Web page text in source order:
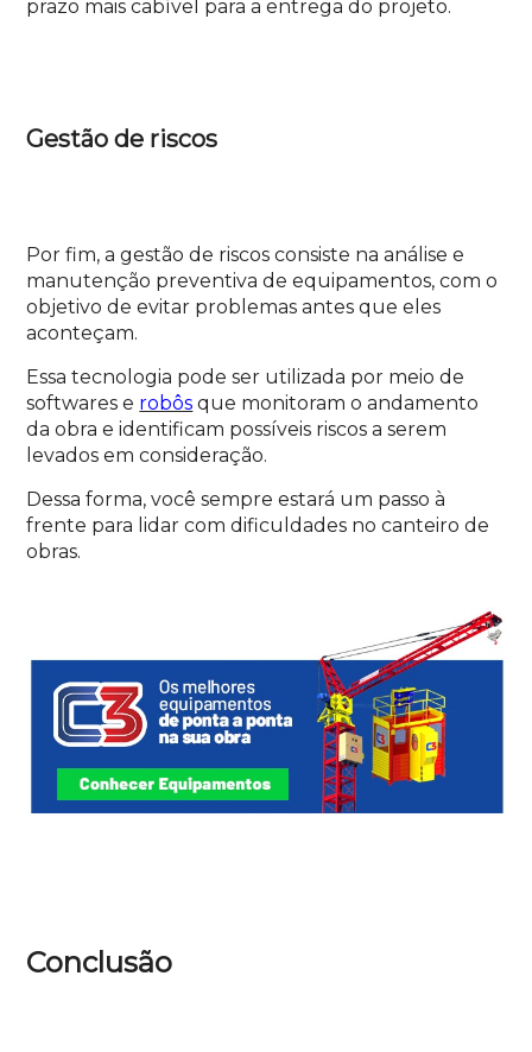
prazo mais cabível para a entrega do projeto.
Gestão de riscos
Por fim, a gestão de riscos consiste na análise e
manutenção preventiva de equipamentos, com o
objetivo de evitar problemas antes que eles
aconteçam.
Essa tecnologia pode ser utilizada por meio de
softwares e robôs que monitoram o andamento
da obra e identificam possíveis riscos a serem
levados em consideração.
Dessa forma, você sempre estará um passo à
frente para lidar com dificuldades no canteiro de
obras.
Conclusão